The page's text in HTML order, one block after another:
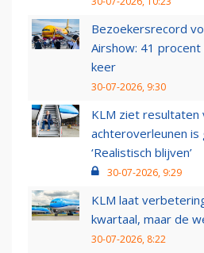
Bezoekersrecord
Airshow: 41
keer
30-07-2026, 9:30
KLM ziet
achteroverleunen is
‘Realistisch blijven’
30-07-2026, 9:29
KLM laat
kwartaal, maar de
30-07-2026, 8:22